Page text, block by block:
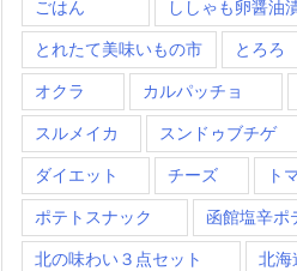
ごはん ししゃも卵醤油
とれたて美味いもの市 とろろ
オクラ カルパッチョ
スルメイカ スンドゥブチゲ
ダイエット チーズ ト
ポテトスナック 函館塩辛ポ
北の味わい３点セット 北海